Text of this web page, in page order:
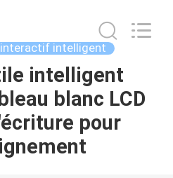
interactif intelligent
intelligent
blanc LCD
pour